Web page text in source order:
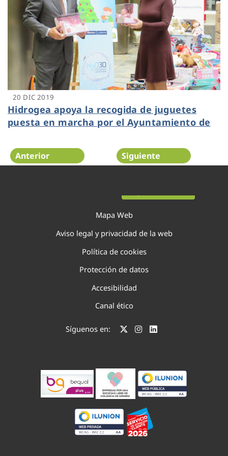
20 DIC 2019
Hidrogea apoya la recogida de juguetes
puesta en marcha por el Ayuntamiento de
Anterior Siguiente
Mapa Web
Aviso legal y privacidad de la web
Política de cookies
Protección de datos
Accesibilidad
Canal ético
Síguenos en: